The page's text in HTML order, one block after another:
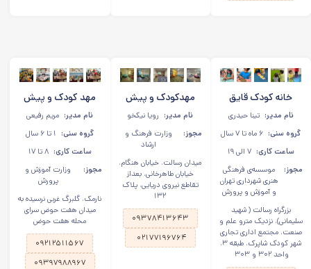
خانه کودک قایق
کاغذی در رسالت
نام مدیر: تینا حیدری
گروه سنی: ۶ ماه تا ۷ سال
ساعت کاری: ۷ الی ۱۹
مجوز:
موسسه‌ی فرهنگی
هنری شهرداری تهران
و آموزش و پرورش
بزرگراه رسالت ( شهید
سلیمانی)، نزدیک مترو علم و
صنعت، مجتمع اداری تجاری
شهر کودک شاپرک، طبقه ۳،
واحد ۳۰۲ و ۳۰۳
مهدکودک و پیش
دبستانی کوچولوی ناز
نام مدیر: رویا نیکخو
مجوز:
وزارت فرهنگ و
ارشاد
میدان رسالت، خیابان هنگام،
خیابان طاهرخانی، بعداز
تقاطع نیروی دریایی، پلاک
۱۳۲
۰۹۳۷۸۴۱۳۶۴۳
۰۲۱۷۷۱۹۶۷۶۴
مهد کودک و پیش
دبستانی نویان در
نام مدیر: مریم رفیعی
گروه سنی: ۱ تا ۶ سال
ساعت کاری: ۸ تا ۱۷
مجوز:
وزارت آموزش و
پرورش
نارمک، گلبرگ غربی نرسیده به
میدان هفت حوض سرای
محله هفت حوض
۰۹۲۱۲۵۱۱۵۶۷
۰۹۳۹۷۹۸۸۹۶۷